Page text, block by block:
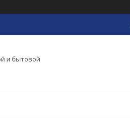
и бытовой